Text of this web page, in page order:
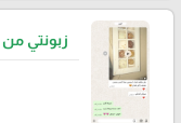
زبونتي